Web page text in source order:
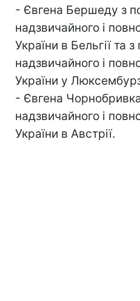
- Євгена Бершеду з
надзвичайного і
України в Бельгії та
надзвичайного і
України у
- Євгена
надзвичайного і
України в Австрії.